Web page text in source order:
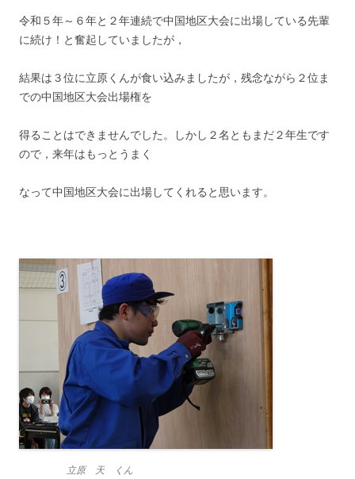
令和５年～６年と２年連続で中国地区大会に出場している先輩
に続け！と奮起していましたが，
結果は３位に立原くんが食い込みましたが，残念ながら２位ま
での中国地区大会出場権を
得ることはできませんでした。しかし２名ともまだ２年生です
ので，来年はもっとうまく
なって中国地区大会に出場してくれると思います。
立原 天 くん